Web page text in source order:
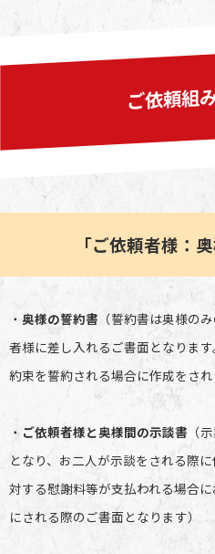
ご依頼組
「ご依頼者様：
・ 奥様の誓約書 （誓約書は奥様の
者様に差し入れるご書面となりま
約束を誓約される場合に作成をされ
・ ご依頼者様と奥様間の示談書 （
となり、お二人が示談をされる際
対する慰謝料等が支払われる場合
にされる際のご書面となります）